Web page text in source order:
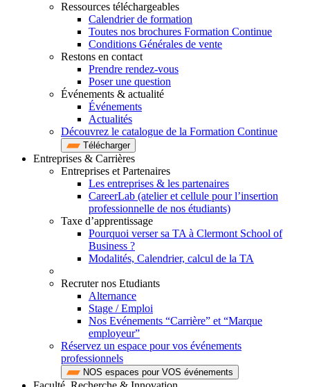
Ressources téléchargeables
Calendrier de formation
Toutes nos brochures Formation Continue
Conditions Générales de vente
Restons en contact
Prendre rendez-vous
Poser une question
Événements & actualité
Événements
Actualités
Découvrez le catalogue de la Formation Continue
Télécharger
Entreprises & Carrières
Entreprises et Partenaires
Les entreprises & les partenaires
CareerLab (atelier et cellule pour l’insertion
professionnelle de nos étudiants)
Taxe d’apprentissage
Pourquoi verser sa TA à Clermont School of
Business ?
Modalités, Calendrier, calcul de la TA
Recruter nos Etudiants
Alternance
Stage / Emploi
Nos Evénements “Carrière” et “Marque
employeur”
Réservez un espace pour vos événements
professionnels
NOS espaces pour VOS événements